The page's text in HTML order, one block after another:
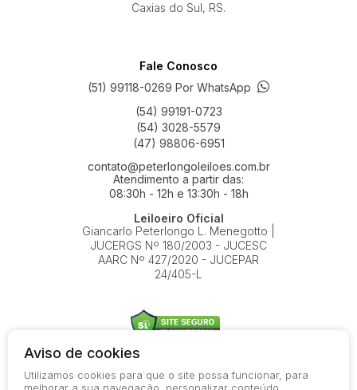
Caxias do Sul, RS.
Fale Conosco
(51) 99118-0269 Por WhatsApp
(54) 99191-0723
(54) 3028-5579
(47) 98806-6951
contato@peterlongoleiloes.com.br
Atendimento a partir das:
08:30h - 12h e 13:30h - 18h
Leiloeiro Oficial
Giancarlo Peterlongo L. Menegotto |
JUCERGS Nº 180/2003 - JUCESC
AARC Nº 427/2020 - JUCEPAR
24/405-L
© 2026-present - Todos os direitos reservados
Aviso de cookies
Utilizamos cookies para que o site possa funcionar, para